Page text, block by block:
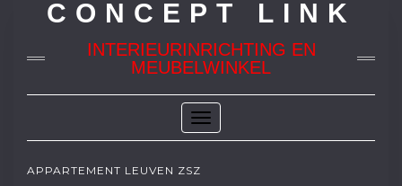
CONCEPT LINK
INTERIEURINRICHTING EN
MEUBELWINKEL
Toggle
Navigation
APPARTEMENT LEUVEN ZSZ